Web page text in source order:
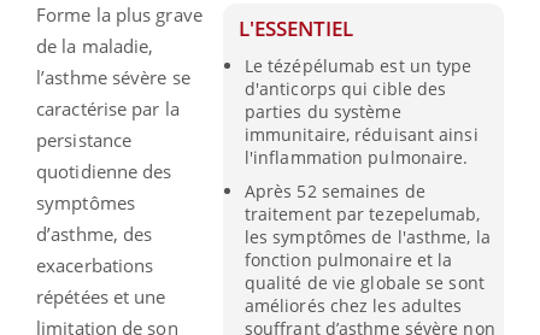
L'ESSENTIEL
Le tézépélumab est un type
d'anticorps qui cible des
parties du système
immunitaire, réduisant ainsi
l'inflammation pulmonaire.
Après 52 semaines de
traitement par tezepelumab,
les symptômes de l'asthme, la
fonction pulmonaire et la
qualité de vie globale se sont
améliorés chez les adultes
souffrant d’asthme sévère non
Forme la plus grave
de la maladie,
l’asthme sévère se
caractérise par la
persistance
quotidienne des
symptômes
d’asthme, des
exacerbations
répétées et une
limitation de son